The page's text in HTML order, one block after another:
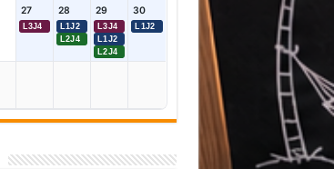
27
L3J4
28
L1J2
L2J4
29
L3J4
L1J2
L2J4
30
L1J2